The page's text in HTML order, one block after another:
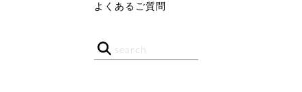
よくあるご質問